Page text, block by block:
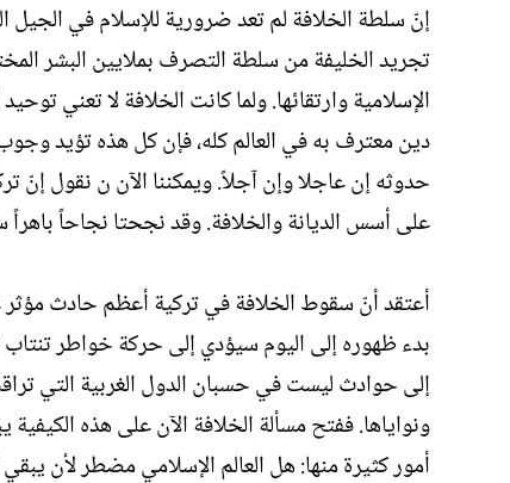
إنّ سلطة الخلافة لم تعد ضرورية للإسلام في الجيل
تجريد الخليفة من سلطة التصرف بملايين البشر
الإسلامية وارتقائها. ولما كانت الخلافة لا تعني
دين معترف به في العالم كله، فإن كل هذه تؤيد
حدوثه إن عاجلا وإن آجلاً. ويمكننا الآن ن نقول إنّ
على أسس الديانة والخلافة. وقد نجحتا نجاحاً باهراً
أعتقد أنّ سقوط الخلافة في تركية أعظم حادث
بدء ظهوره إلى اليوم سيؤدي إلى حركة خواطر تنتاب
إلى حوادث ليست في حسبان الدول الغربية التي
ونواياها. ففتح مسألة الخلافة الآن على هذه
أمور كثيرة منها: هل العالم الإسلامي مضطر لأن